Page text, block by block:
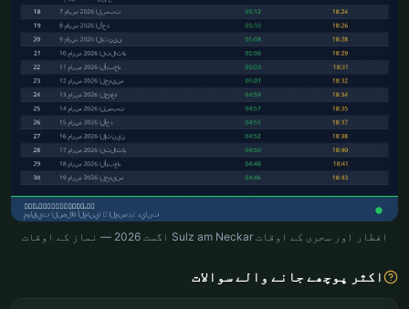
افطار اور سحری کے اوقات Sulz am Neckar اگست 2026 — نماز کے اوقات
اکثر پوچھے جانے والے سوالات